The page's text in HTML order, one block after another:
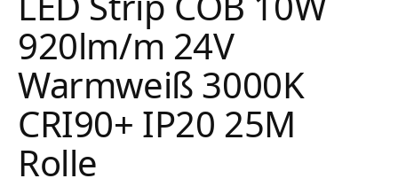
920lm/m 24V
Warmweiß 3000K
CRI90+ IP20 25M
Rolle